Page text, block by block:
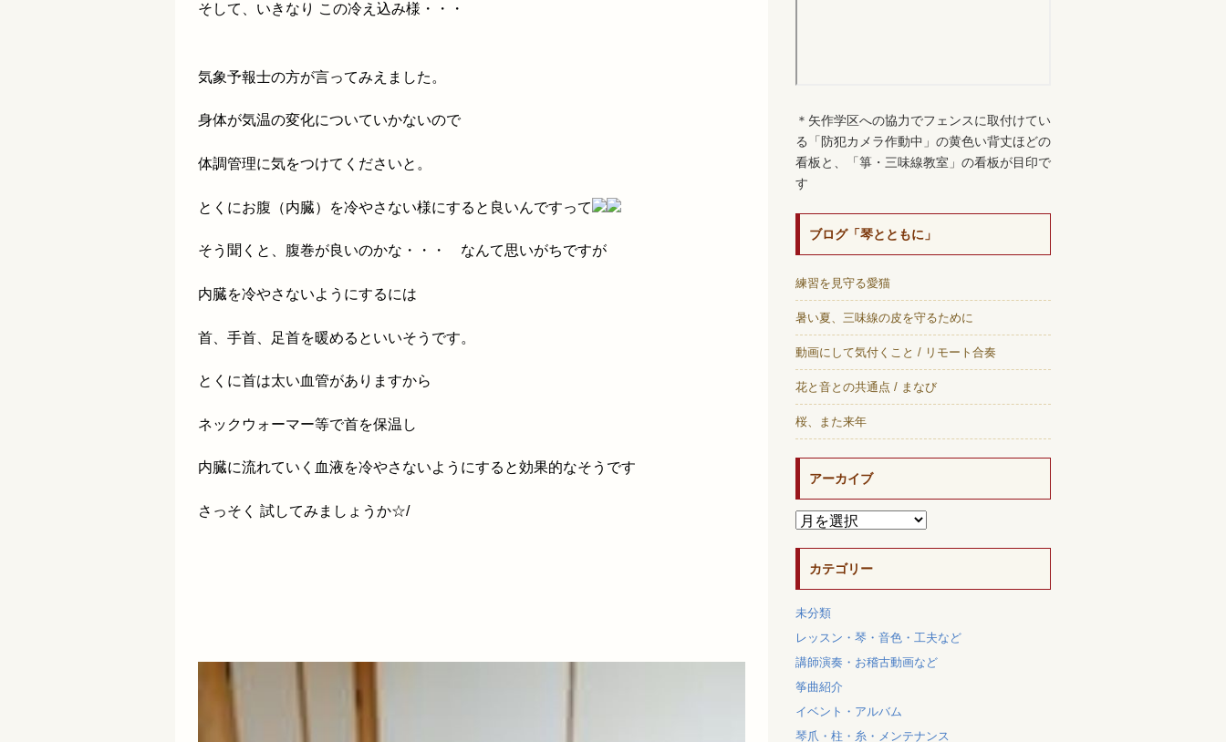
そして、いきなり この冷え込み様・・・
気象予報士の方が言ってみえました。
身体が気温の変化についていかないので
体調管理に気をつけてくださいと。
とくにお腹（内臓）を冷やさない様にすると良いんですって
そう聞くと、腹巻が良いのかな・・・ なんて思いがちですが
内臓を冷やさないようにするには
首、手首、足首を暖めるといいそうです。
とくに首は太い血管がありますから
ネックウォーマー等で首を保温し
内臓に流れていく血液を冷やさないようにすると効果的なそうです
さっそく 試してみましょうか☆/
＊矢作学区への協力でフェンスに取付けてい
る「防犯カメラ作動中」の黄色い背丈ほどの
看板と、「箏・三味線教室」の看板が目印で
す
ブログ「琴とともに」
練習を見守る愛猫
暑い夏、三味線の皮を守るために
動画にして気付くこと / リモート合奏
花と音との共通点 / まなび
桜、また来年
アーカイブ
カテゴリー
未分類
レッスン・琴・音色・工夫など
講師演奏・お稽古動画など
筝曲紹介
イベント・アルバム
琴爪・柱・糸・メンテナンス